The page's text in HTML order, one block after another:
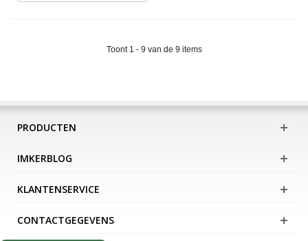
Toont 1 - 9 van de 9 items
PRODUCTEN
IMKERBLOG
KLANTENSERVICE
CONTACTGEGEVENS